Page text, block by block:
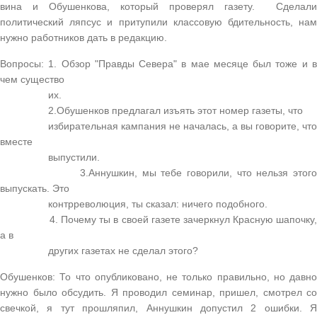
вина и Обушенкова, который проверял газету. Сделали
политический ляпсус и притупили классовую бдительность, нам
нужно работников дать в редакцию.
Вопросы: 1. Обзор "Правды Севера" в мае месяце был тоже и в
чем существо
их.
2.Обушенков предлагал изъять этот номер газеты, что
избирательная кампания не началась, а вы говорите, что
вместе
выпустили.
3.Аннушкин, мы тебе говорили, что нельзя этого
выпускать. Это
контрреволюция, ты сказал: ничего подобного.
4. Почему ты в своей газете зачеркнул Красную шапочку,
а в
других газетах не сделал этого?
Обушенков: То что опубликовано, не только правильно, но давно
нужно было обсудить. Я проводил семинар, пришел, смотрел со
свечкой, я тут прошляпил, Аннушкин допустил 2 ошибки. Я